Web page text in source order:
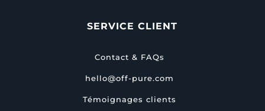
SERVICE CLIENT
Contact & FAQs
hello@off-pure.com
Témoignages clients